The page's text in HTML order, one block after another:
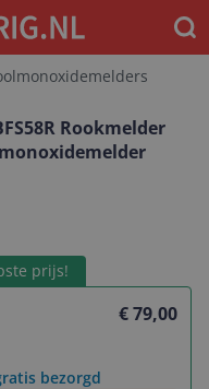
Rookmelder
prijs!
€ 79,00
bezorgd